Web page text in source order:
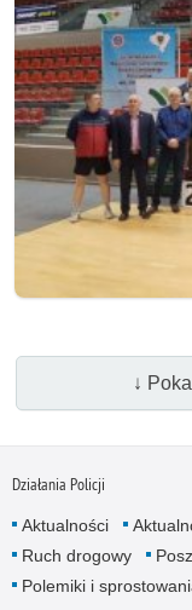
↓
Działania Policji
Aktualności
Ruch drogowy
Polemiki i